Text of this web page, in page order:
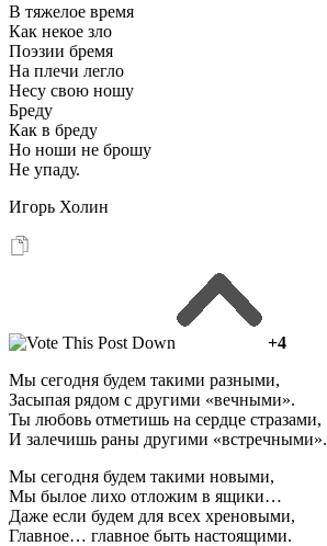
В тяжелое время
Как некое зло
Поэзии бремя
На плечи легло
Несу свою ношу
Бреду
Как в бреду
Но ноши не брошу
Не упаду.
Игорь Холин
+4
Мы сегодня будем такими разными,
Засыпая рядом с другими «вечными».
Ты любовь отметишь на сердце стразами,
И залечишь раны другими «встречными».
Мы сегодня будем такими новыми,
Мы былое лихо отложим в ящики…
Даже если будем для всех хреновыми,
Главное… главное быть настоящими.